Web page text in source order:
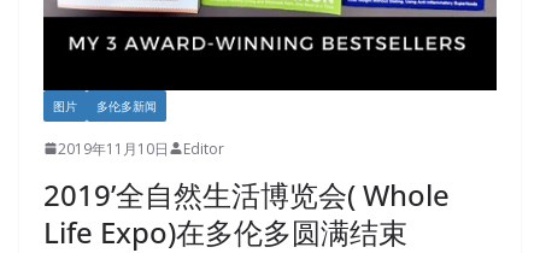
图片 多伦多新闻
2019年11月10日 Editor
2019’全自然生活博览会( Whole
Life Expo)在多伦多圆满结束